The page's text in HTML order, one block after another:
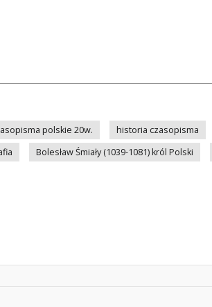
polskie 20w. historia czasopisma
Bolesław Śmiały (1039-1081) król Polski